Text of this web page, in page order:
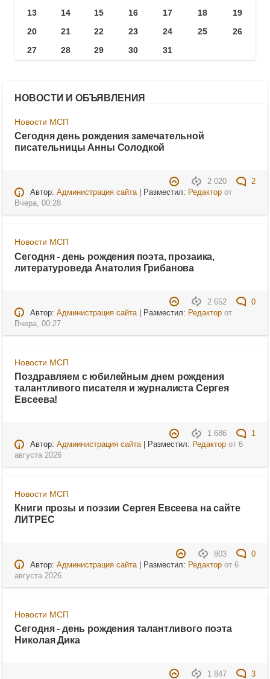
13
14 15 16 17 18
19
20
21 22 23 24 25
26
27
28 29 30 31
НОВОСТИ И ОБЪЯВЛЕНИЯ
Новости МСП
Сегодня день рождения замечательной
писательницы Анны Солодкой
2 020
2
Автор: Администрация сайта| Разместил: Редакторот
Вчера, 00:28
Новости МСП
Сегодня - день рождения поэта, прозаика,
литературоведа Анатолия Грибанова
2 652
0
Автор: Администрация сайта| Разместил: Редакторот
Вчера, 00:27
Новости МСП
Поздравляем с юбилейным днем рождения
талантливого писателя и журналиста Сергея
Евсеева!
1 686
1
Автор: Адмиинистрация сайта| Разместил: Редакторот 6
августа 2026
Новости МСП
Книги прозы и поэзии Сергея Евсеева на сайте
ЛИТРЕС
803
0
Автор: Администрация сайта| Разместил: Редакторот 6
августа 2026
Новости МСП
Сегодня - день рождения талантливого поэта
Николая Дика
1 847
3